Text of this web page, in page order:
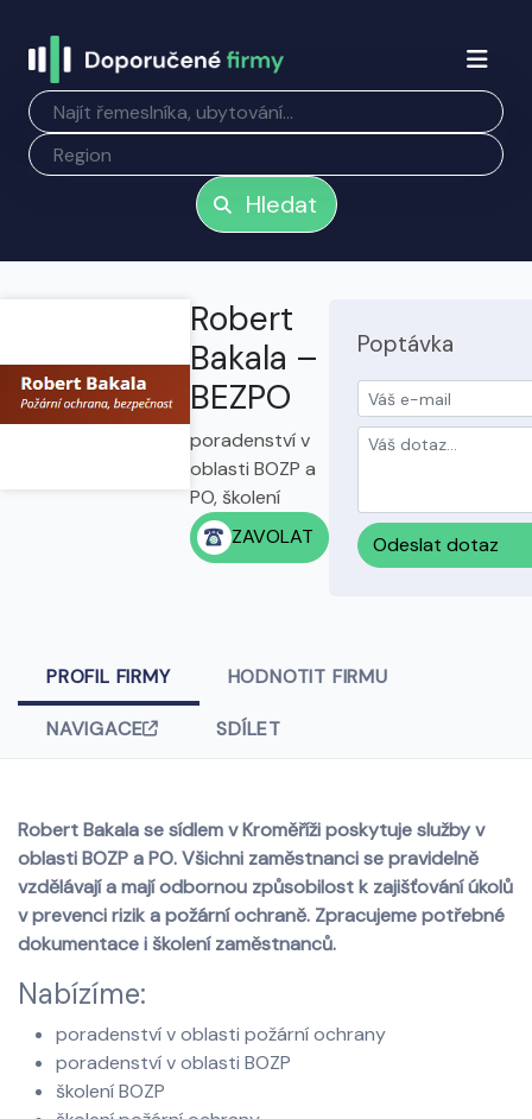
Hledat
Robert
Bakala –
BEZPO
poradenství v
oblasti BOZP a
PO, školení
ZAVOLAT
Poptávka
Odeslat dotaz
PROFIL FIRMY HODNOTIT FIRMU
NAVIGACE SDÍLET
Robert Bakala se sídlem v Kroměříži poskytuje služby v
oblasti BOZP a PO.Všichni zaměstnanci se pravidelně
vzdělávají a mají odbornou způsobilost k zajišťování úkolů
v prevenci rizik a požární ochraně. Zpracujeme potřebné
dokumentace i školení zaměstnanců.
Nabízíme:
poradenství v oblasti požární ochrany
poradenství v oblasti BOZP
školení BOZP